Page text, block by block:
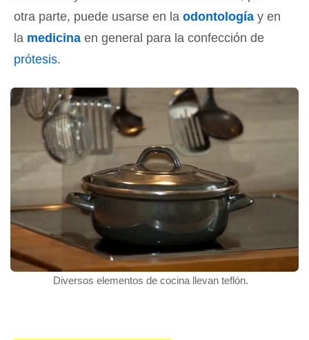
otra parte, puede usarse en la odontología y en
la medicina en general para la confección de
prótesis.
Diversos elementos de cocina llevan teflón.